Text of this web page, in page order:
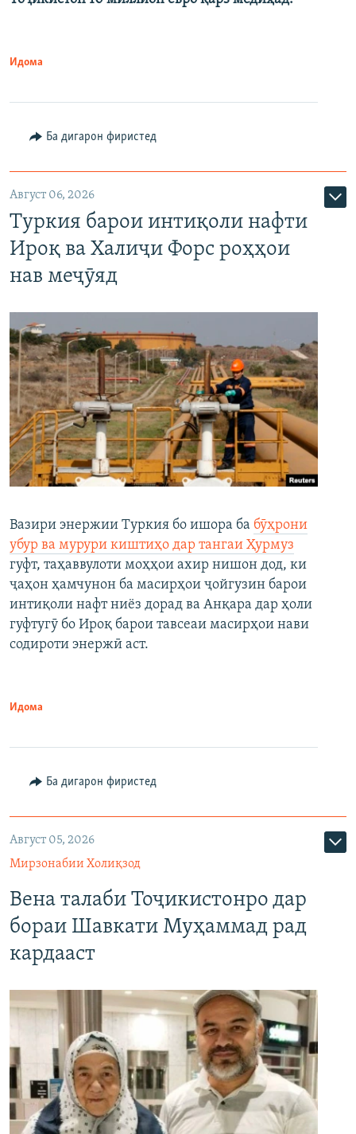
Идома
Ба дигарон фиристед
Август 06, 2026
Туркия барои интиқоли нафти
Ироқ ва Халиҷи Форс роҳҳои
нав меҷӯяд
Вазири энержии Туркия бо ишора ба бӯҳрони
убур ва мурури киштиҳо дар тангаи Ҳурмуз
гуфт, таҳаввулоти моҳҳои ахир нишон дод, ки
ҷаҳон ҳамчунон ба масирҳои ҷойгузин барои
интиқоли нафт ниёз дорад ва Анқара дар ҳоли
гуфтугӯ бо Ироқ барои тавсеаи масирҳои нави
содироти энержӣ аст.
Идома
Ба дигарон фиристед
Август 05, 2026
Мирзонабии Холиқзод
Вена талаби Тоҷикистонро дар
бораи Шавкати Муҳаммад рад
кардааст